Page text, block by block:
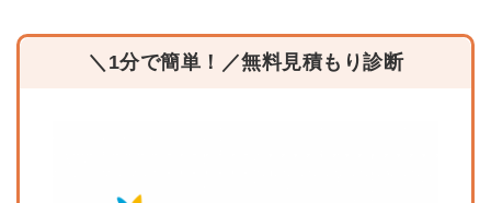
＼1分で簡単！／無料見積もり診断